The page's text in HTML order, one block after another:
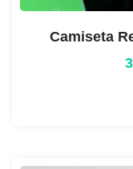
Camiseta